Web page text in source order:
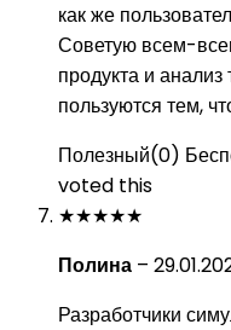
как же
Советую всем-
продукта и
пользуются тем,
Полезный(0)
voted this
★★★★★
Полина –
Разработчики